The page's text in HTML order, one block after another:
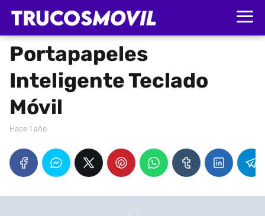
Portapapeles
Inteligente Teclado
Móvil
hace 1 año